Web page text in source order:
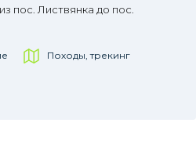
пос. Листвянка до пос.
Походы, трекинг